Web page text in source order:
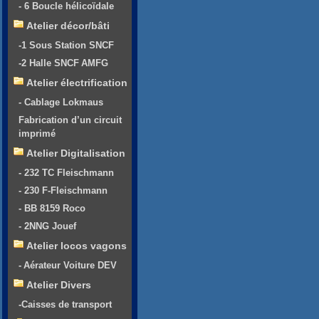
- 6 Boucle hélicoïdale
Atelier décor/bâti
-1 Sous Station SNCF
-2 Halle SNCF AMFG
Atelier électrification
- Cablage Lokmaus
Fabrication d’un circuit
imprimé
Atelier Digitalisation
- 232 TC Fleischmann
- 230 F-Fleischmann
- BB 8159 Roco
- 2NNG Jouef
Atelier locos vagons
- Aérateur Voiture DEV
Atelier Divers
-Caisses de transport